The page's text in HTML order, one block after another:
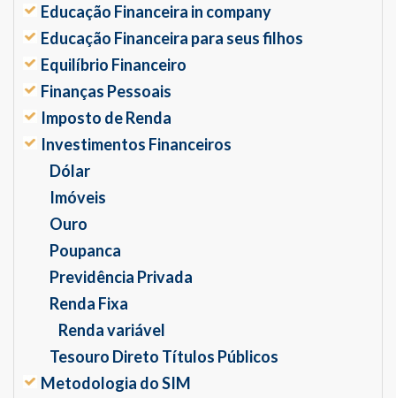
Educação Financeira in company
Educação Financeira para seus filhos
Equilíbrio Financeiro
Finanças Pessoais
Imposto de Renda
Investimentos Financeiros
Dólar
Imóveis
Ouro
Poupanca
Previdência Privada
Renda Fixa
Renda variável
Tesouro Direto Títulos Públicos
Metodologia do SIM